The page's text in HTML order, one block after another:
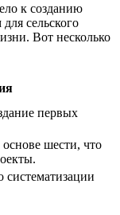
к созданию
сельского
Вот несколько
первых
основе шести, что
систематизации